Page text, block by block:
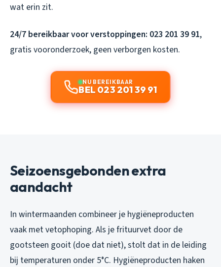
wat erin zit.
24/7 bereikbaar voor verstoppingen: 023 201 39 91,
gratis vooronderzoek, geen verborgen kosten.
NU BEREIKBAAR
BEL 023 201 39 91
Seizoensgebonden extra
aandacht
In wintermaanden combineer je hygiëneproducten
vaak met vetophoping. Als je frituurvet door de
gootsteen gooit (doe dat niet), stolt dat in de leiding
bij temperaturen onder 5°C. Hygiëneproducten haken